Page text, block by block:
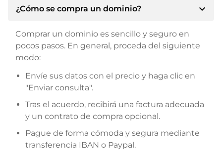
¿Cómo se compra un dominio? expand_more
Comprar un dominio es sencillo y seguro en
pocos pasos. En general, proceda del siguiente
modo:
Envíe sus datos con el precio y haga clic en
"Enviar consulta".
Tras el acuerdo, recibirá una factura adecuada
y un contrato de compra opcional.
Pague de forma cómoda y segura mediante
transferencia IBAN o Paypal.